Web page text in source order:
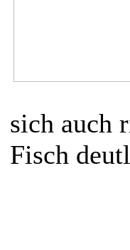
sich auch
Fisch